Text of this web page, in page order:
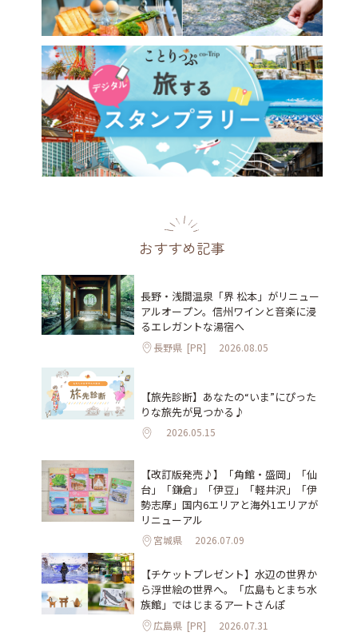
おすすめ記事
長野・浅間温泉「界 松本」がリニュー
アルオープン。信州ワインと音楽に浸
るエレガントな湯宿へ
長野県 [PR] 2026.08.05
【旅先診断】あなたの“いま”にぴった
りな旅先が見つかる♪
2026.05.15
【改訂版発売♪】「角館・盛岡」「仙
台」「鎌倉」「伊豆」「軽井沢」「伊
勢志摩」国内6エリアと海外1エリアが
リニューアル
宮城県 2026.07.09
【チケットプレゼント】水辺の世界か
ら浮世絵の世界へ。「広島もとまち水
族館」ではじまるアートさんぽ
広島県 [PR] 2026.07.31